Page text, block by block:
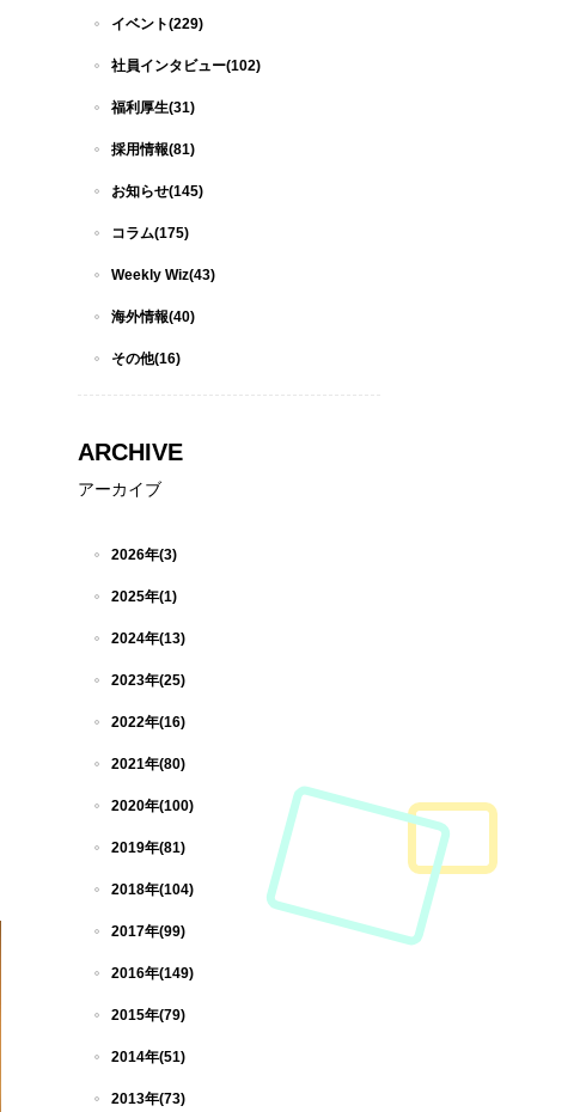
イベント(229)
社員インタビュー(102)
福利厚生(31)
採用情報(81)
お知らせ(145)
コラム(175)
Weekly Wiz(43)
海外情報(40)
その他(16)
ARCHIVE
アーカイブ
2026年(3)
2025年(1)
2024年(13)
2023年(25)
2022年(16)
2021年(80)
2020年(100)
2019年(81)
2018年(104)
2017年(99)
2016年(149)
2015年(79)
2014年(51)
2013年(73)